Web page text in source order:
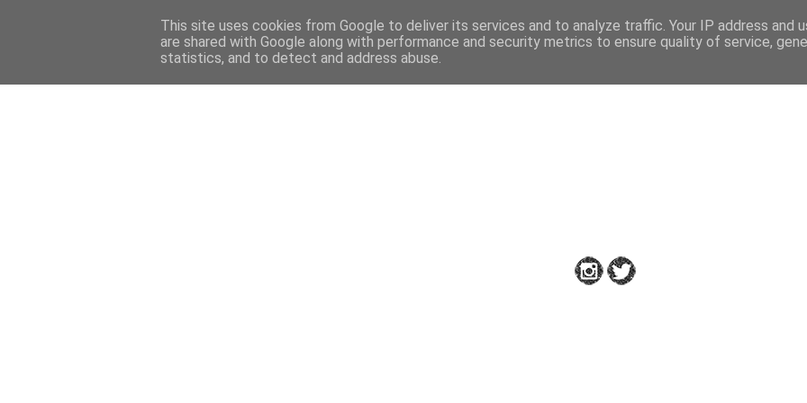
This site uses cookies from Google to deliver its services and to analyze traffic. Your IP address and
are shared with Google along with performance and security metrics to ensure quality of service,
statistics, and to detect and address abuse.